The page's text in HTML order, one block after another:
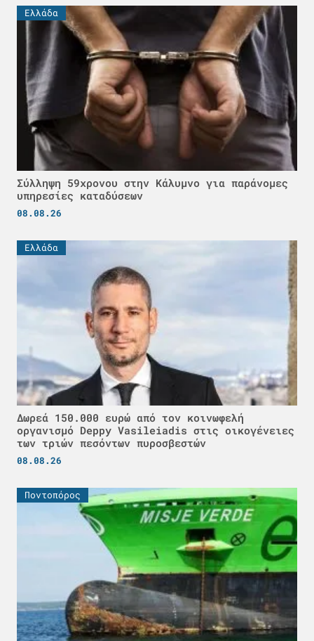
Ελλάδα
Σύλληψη 59χρονου στην Κάλυμνο για παράνομες
υπηρεσίες καταδύσεων
08.08.26
Ελλάδα
Δωρεά 150.000 ευρώ από τον κοινωφελή
οργανισμό Deppy Vasileiadis στις οικογένειες
των τριών πεσόντων πυροσβεστών
08.08.26
Ποντοπόρος